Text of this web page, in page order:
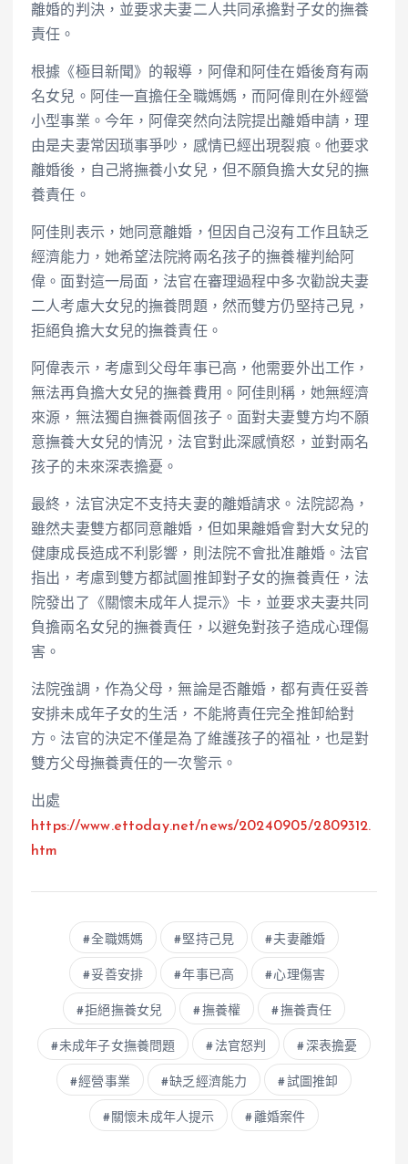
離婚的判決，並要求夫妻二人共同承擔對子女的撫養
責任。
根據《極目新聞》的報導，阿偉和阿佳在婚後育有兩
名女兒。阿佳一直擔任全職媽媽，而阿偉則在外經營
小型事業。今年，阿偉突然向法院提出離婚申請，理
由是夫妻常因琐事爭吵，感情已經出現裂痕。他要求
離婚後，自己將撫養小女兒，但不願負擔大女兒的撫
養責任。
阿佳則表示，她同意離婚，但因自己沒有工作且缺乏
經濟能力，她希望法院將兩名孩子的撫養權判給阿
偉。面對這一局面，法官在審理過程中多次勸說夫妻
二人考慮大女兒的撫養問題，然而雙方仍堅持己見，
拒絕負擔大女兒的撫養責任。
阿偉表示，考慮到父母年事已高，他需要外出工作，
無法再負擔大女兒的撫養費用。阿佳則稱，她無經濟
來源，無法獨自撫養兩個孩子。面對夫妻雙方均不願
意撫養大女兒的情況，法官對此深感憤怒，並對兩名
孩子的未來深表擔憂。
最終，法官決定不支持夫妻的離婚請求。法院認為，
雖然夫妻雙方都同意離婚，但如果離婚會對大女兒的
健康成長造成不利影響，則法院不會批准離婚。法官
指出，考慮到雙方都試圖推卸對子女的撫養責任，法
院發出了《關懷未成年人提示》卡，並要求夫妻共同
負擔兩名女兒的撫養責任，以避免對孩子造成心理傷
害。
法院強調，作為父母，無論是否離婚，都有責任妥善
安排未成年子女的生活，不能將責任完全推卸給對
方。法官的決定不僅是為了維護孩子的福祉，也是對
雙方父母撫養責任的一次警示。
出處
https://www.ettoday.net/news/20240905/2809312.
htm
全職媽媽 堅持己見 夫妻離婚
妥善安排 年事已高 心理傷害
拒絕撫養女兒 撫養權 撫養責任
未成年子女撫養問題 法官怒判 深表擔憂
經營事業 缺乏經濟能力 試圖推卸
關懷未成年人提示 離婚案件